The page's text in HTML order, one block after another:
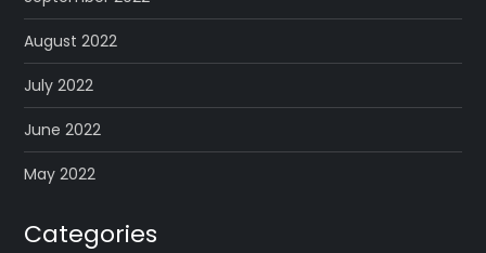
August 2022
July 2022
June 2022
May 2022
Categories